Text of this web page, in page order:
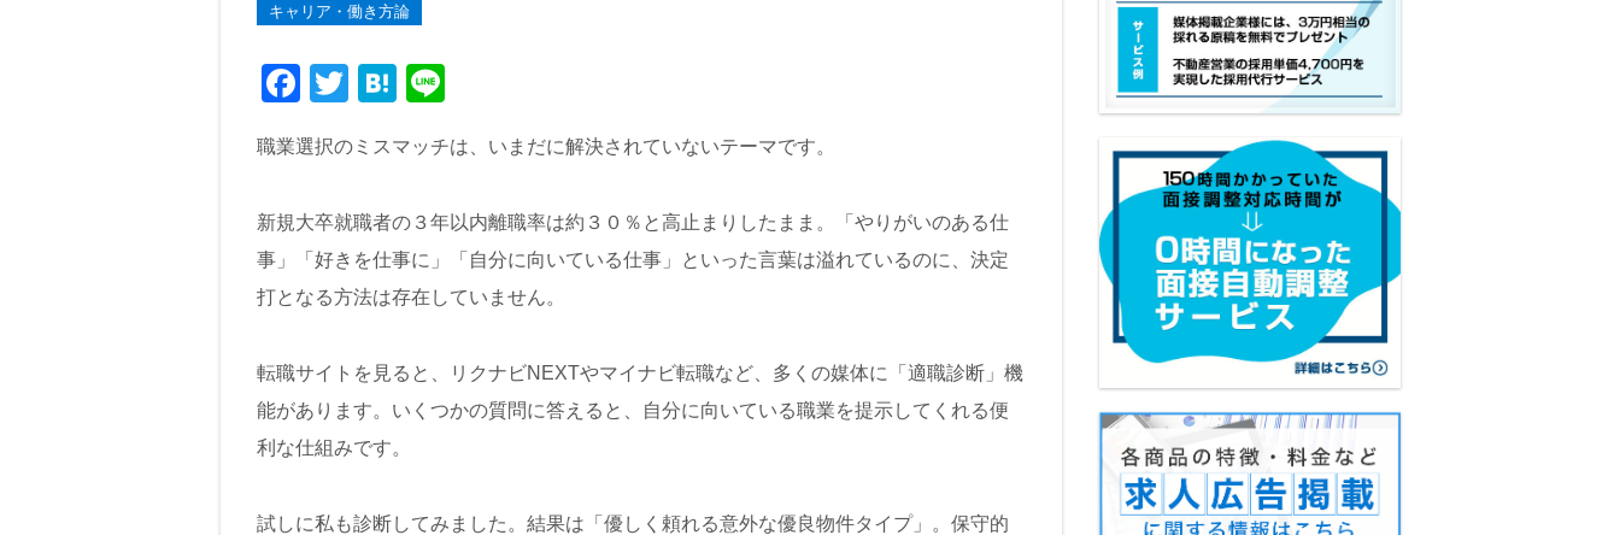
キャリア・働き方論
F
c
b
o
o
T
tt
H
e
a
e
職業選択のミスマッチは、いまだに解決されていないテーマです。
新規大卒就職者の３年以内離職率は約３０％と高止まりしたまま。「やりがいのある仕
事」「好きを仕事に」「自分に向いている仕事」といった言葉は溢れているのに、決定
打となる方法は存在していません。
転職サイトを見ると、リクナビNEXTやマイナビ転職など、多くの媒体に「適職診断」機
能があります。いくつかの質問に答えると、自分に向いている職業を提示してくれる便
利な仕組みです。
試しに私も診断してみました。結果は「優しく頼れる意外な優良物件タイプ」。保守的